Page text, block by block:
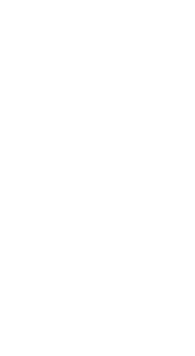
Blake, y creo que
de la